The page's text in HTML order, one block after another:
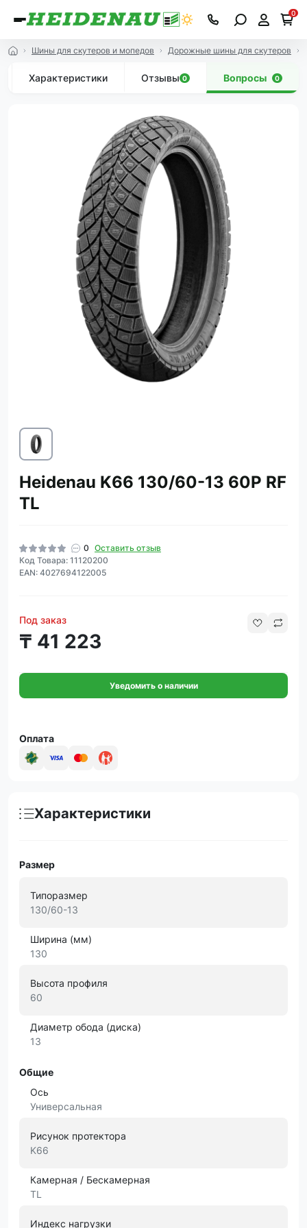
0
Шины для скутеров и мопедов Дорожные шины для скутеров
Характеристики Отзывы 0 Вопросы 0
Heidenau K66 130/60-13 60P RF
TL
0 Оставить отзыв
Код Товара: 11120200
EAN: 4027694122005
Под заказ
₸ 41 223
Уведомить о наличии
Оплата
Характеристики
Размер
Типоразмер
130/60-13
Ширина (мм)
130
Высота профиля
60
Диаметр обода (диска)
13
Общие
Ось
Универсальная
Рисунок протектора
K66
Камерная / Бескамерная
TL
Индекс нагрузки